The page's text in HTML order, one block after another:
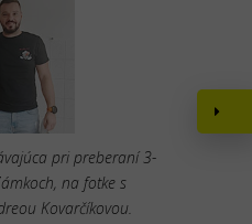
pri preberaní 3-
na fotke s
Kovarčíkovou.